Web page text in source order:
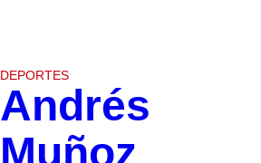
DEPORTES
Andrés
Muñoz